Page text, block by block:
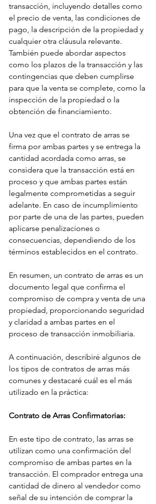
transacción, incluyendo detalles como
el precio de venta, las condiciones de
pago, la descripción de la propiedad y
cualquier otra cláusula relevante.
También puede abordar aspectos
como los plazos de la transacción y las
contingencias que deben cumplirse
para que la venta se complete, como la
inspección de la propiedad o la
obtención de financiamiento.
Una vez que el contrato de arras se
firma por ambas partes y se entrega la
cantidad acordada como arras, se
considera que la transacción está en
proceso y que ambas partes están
legalmente comprometidas a seguir
adelante. En caso de incumplimiento
por parte de una de las partes, pueden
aplicarse penalizaciones o
consecuencias, dependiendo de los
términos establecidos en el contrato.
En resumen, un contrato de arras es un
documento legal que confirma el
compromiso de compra y venta de una
propiedad, proporcionando seguridad
y claridad a ambas partes en el
proceso de transacción inmobiliaria.
A continuación, describiré algunos de
los tipos de contratos de arras más
comunes y destacaré cuál es el más
utilizado en la práctica:
Contrato de Arras Confirmatorias:
En este tipo de contrato, las arras se
utilizan como una confirmación del
compromiso de ambas partes en la
transacción. El comprador entrega una
cantidad de dinero al vendedor como
señal de su intención de comprar la